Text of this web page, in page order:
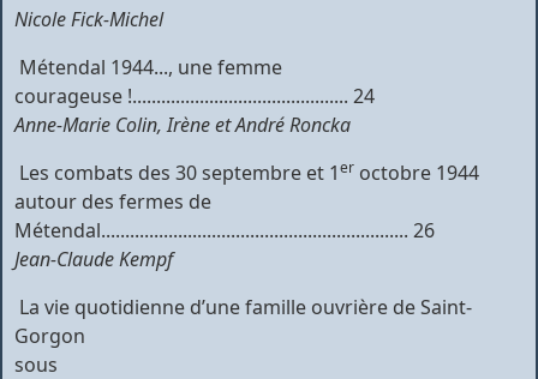
Nicole Fick-Michel
 Métendal 1944..., une femme
courageuse !............................................. 24
Anne-Marie Colin, Irène et André Roncka
 Les combats des 30 septembre et 1er octobre 1944
autour des fermes de
Métendal................................................................ 26
Jean-Claude Kempf
 La vie quotidienne d’une famille ouvrière de Saint-
Gorgon
sous